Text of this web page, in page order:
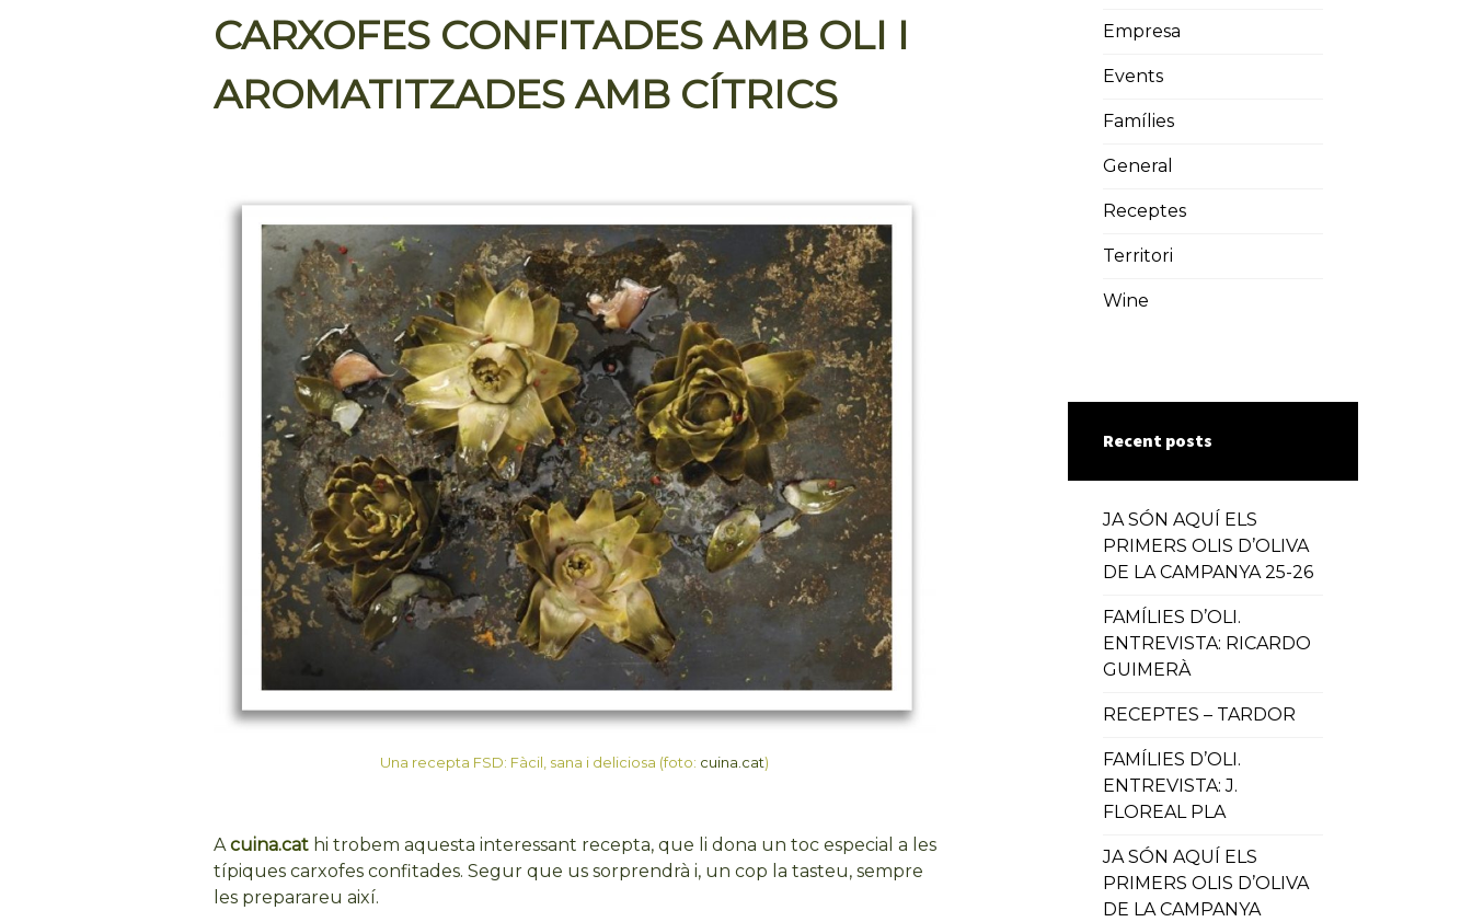
CARXOFES CONFITADES AMB OLI I
AROMATITZADES AMB CÍTRICS
Una recepta FSD: Fàcil, sana i deliciosa (foto: cuina.cat)
Acuina.cathi trobem aquesta interessant recepta, que li dona un toc especial a les
típiques carxofes confitades. Segur que us sorprendrà i, un cop la tasteu, sempre
les preparareu així.
Empresa
Events
Famílies
General
Receptes
Territori
Wine
Recent posts
JA SÓN AQUÍ ELS
PRIMERS OLIS D’OLIVA
DE LA CAMPANYA 25-26
FAMÍLIES D’OLI.
ENTREVISTA: RICARDO
GUIMERÀ
RECEPTES – TARDOR
FAMÍLIES D’OLI.
ENTREVISTA: J.
FLOREAL PLA
JA SÓN AQUÍ ELS
PRIMERS OLIS D’OLIVA
DE LA CAMPANYA